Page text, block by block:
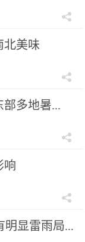
北美味
部多地暑...
响
明显雷雨局...